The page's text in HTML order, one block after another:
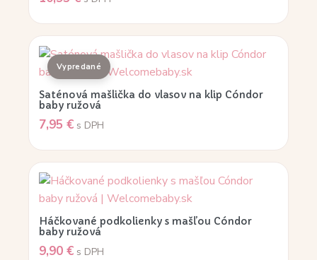
Saténová mašlička do vlasov na klip Cóndor
baby ružová
7,95 € s DPH
Háčkované podkolienky s mašľou Cóndor
baby ružová
9,90 € s DPH